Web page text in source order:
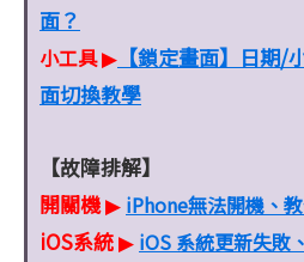
面？
小工具▶ 【鎖定畫面】日期/
面切換教學
【故障排解】
開關機▶ iPhone無法開機、
iOS系統▶ iOS 系統更新失敗